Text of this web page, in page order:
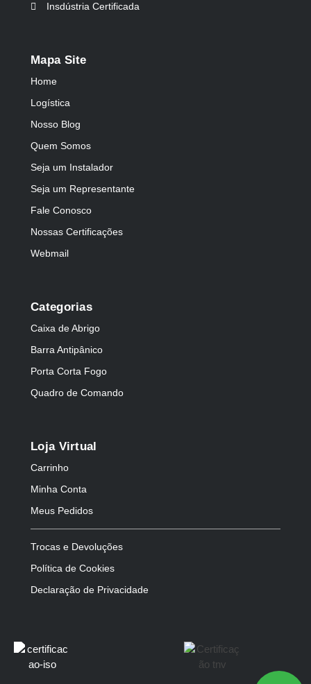
Insdústria Certificada
Mapa Site
Home
Logística
Nosso Blog
Quem Somos
Seja um Instalador
Seja um Representante
Fale Conosco
Nossas Certificações
Webmail
Categorias
Caixa de Abrigo
Barra Antipânico
Porta Corta Fogo
Quadro de Comando
Loja Virtual
Carrinho
Minha Conta
Meus Pedidos
Trocas e Devoluções
Política de Cookies
Declaração de Privacidade